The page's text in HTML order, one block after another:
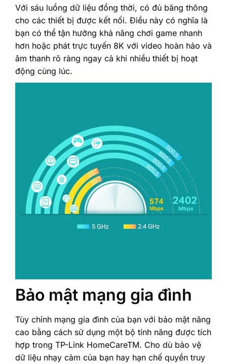
Với sáu luồng dữ liệu đồng thời, có đủ băng thông
cho các thiết bị được kết nối. Điều này có nghĩa là
bạn có thể tận hưởng khả năng chơi game nhanh
hơn hoặc phát trực tuyến 8K với video hoàn hảo và
âm thanh rõ ràng ngay cả khi nhiều thiết bị hoạt
động cùng lúc.
Bảo mật mạng gia đình
Tùy chỉnh mạng gia đình của bạn với bảo mật nâng
cao bằng cách sử dụng một bộ tính năng được tích
hợp trong TP-Link HomeCareTM. Cho dù bảo vệ
dữ liệu nhạy cảm của bạn hay hạn chế quyền truy